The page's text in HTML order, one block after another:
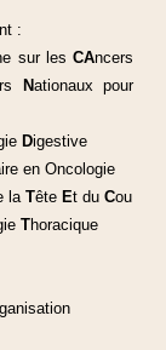
:
sur lesCAncers
Nationaux pour
Digestive
en Oncologie
la Tête Et du Cou
Thoracique